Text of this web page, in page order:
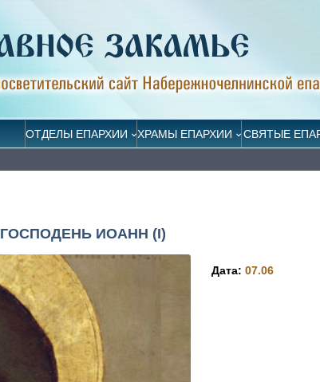
ОТДЕЛЫ ЕПАРХИИ ХРАМЫ ЕПАРХИИ СВЯТЫЕ
ИОАНН (I)
Дата:07.06